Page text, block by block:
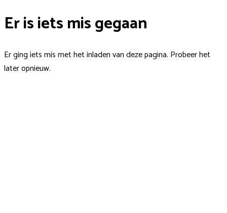
Er is iets mis gegaan
Er ging iets mis met het inladen van deze pagina. Probeer het
later opnieuw.